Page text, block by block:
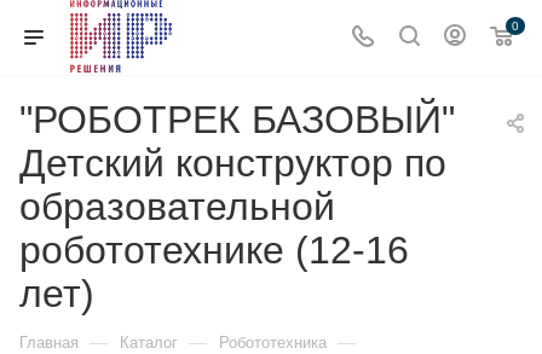
0
"РОБОТРЕК БАЗОВЫЙ"
Детский конструктор по
образовательной
робототехнике (12-16
лет)
Главная — Каталог — Робототехника —